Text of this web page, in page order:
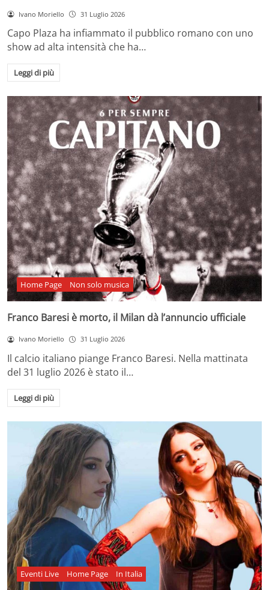
Ivano Moriello 31 Luglio 2026
Capo Plaza ha infiammato il pubblico romano con uno
show ad alta intensità che ha…
Leggi di più
Home Page Non solo musica
Franco Baresi è morto, il Milan dà l’annuncio ufficiale
Ivano Moriello 31 Luglio 2026
Il calcio italiano piange Franco Baresi. Nella mattinata
del 31 luglio 2026 è stato il…
Leggi di più
Eventi Live Home Page In Italia